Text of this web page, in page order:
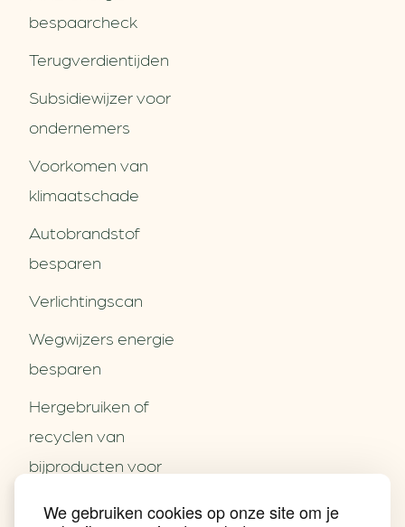
We gebruiken cookies op onze site om je
Partners
Contact
Nieuws
bespaarcheck
Terugverdien­tijden
Subsidiewijzer voor
ondernemers
Voorkomen van
klimaatschade
Autobrandstof
besparen
Verlichtingscan
Wegwijzers energie
besparen
Hergebruiken of
recyclen van
bijproducten voor